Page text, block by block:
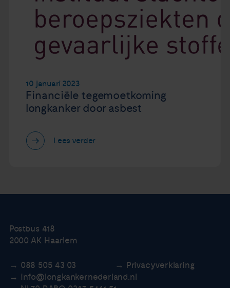
10 januari 2023
Financiële tegemoetkoming
longkanker door asbest
Lees verder
Postbus 418
2000 AK Haarlem
088 505 43 03
Privacyverklaring
info@longkankernederland.nl